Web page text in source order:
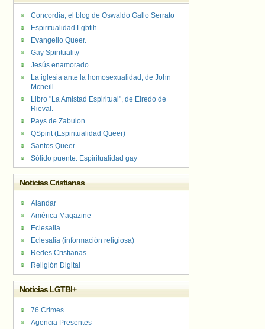
Concordia, el blog de Oswaldo Gallo Serrato
Espiritualidad Lgbtih
Evangelio Queer.
Gay Spirituality
Jesús enamorado
La iglesia ante la homosexualidad, de John
Mcneill
Libro "La Amistad Espiritual", de Elredo de
Rieval.
Pays de Zabulon
QSpirit (Espiritualidad Queer)
Santos Queer
Sólido puente. Espiritualidad gay
Noticias Cristianas
Alandar
América Magazine
Eclesalia
Eclesalia (información religiosa)
Redes Cristianas
Religión Digital
Noticias LGTBI+
76 Crimes
Agencia Presentes